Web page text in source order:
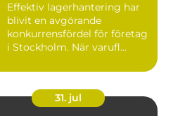
Effektiv lagerhantering har
blivit en avgörande
konkurrensfördel för företag
i Stockholm. När varufl...
31. jul